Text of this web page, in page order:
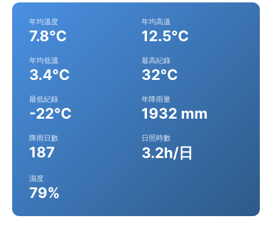
年均溫度
7.8°C
年均高溫
12.5°C
年均低溫
3.4°C
最高紀錄
32°C
最低紀錄
-22°C
年降雨量
1932 mm
降雨日數
187
日照時數
3.2h/日
濕度
79%